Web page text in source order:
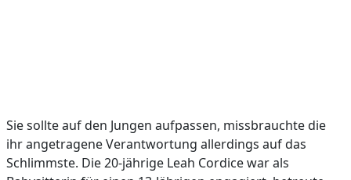
Sie sollte auf den Jungen aufpassen, missbrauchte die
ihr angetragene Verantwortung allerdings auf das
Schlimmste. Die 20-jährige Leah Cordice war als